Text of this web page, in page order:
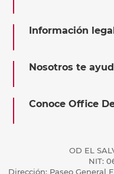
Información
Nosotros te
Conoce Office
OD EL
NIT:
Dirección: Paseo General